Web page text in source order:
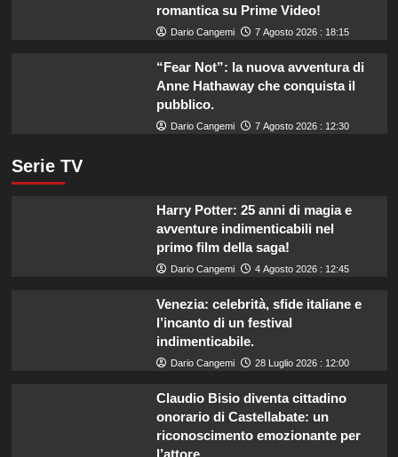
romantica su Prime Video!
Dario Cangemi 7 Agosto 2026 : 18:15
“Fear Not”: la nuova avventura di
Anne Hathaway che conquista il
pubblico.
Dario Cangemi 7 Agosto 2026 : 12:30
Serie TV
Harry Potter: 25 anni di magia e
avventure indimenticabili nel
primo film della saga!
Dario Cangemi 4 Agosto 2026 : 12:45
Venezia: celebrità, sfide italiane e
l’incanto di un festival
indimenticabile.
Dario Cangemi 28 Luglio 2026 : 12:00
Claudio Bisio diventa cittadino
onorario di Castellabate: un
riconoscimento emozionante per
l’attore.